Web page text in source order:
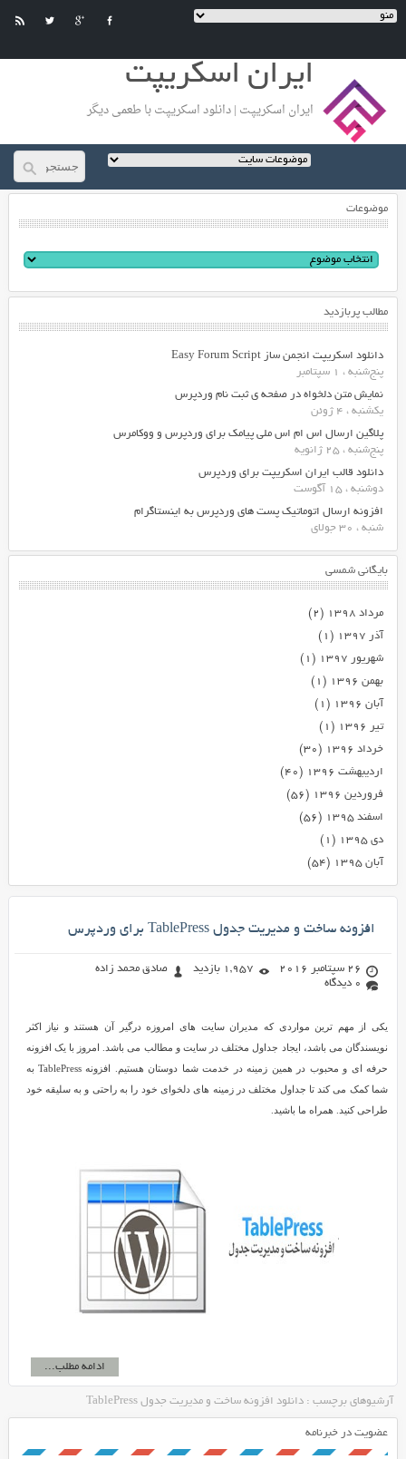
ایران اسکریپت
ایران اسکریپت | دانلود اسکریپت با طعمی دیگر
موضوعات
مطالب پربازدید
دانلود اسکریپت انجمن ساز Easy Forum Script
پنج‌شنبه ، 1 سپتامبر
نمایش متن دلخواه در صفحه ی ثبت نام وردپرس
یکشنبه ، 4 ژوئن
پلاگین ارسال اس ام اس ملی پیامک برای وردپرس و ووکامرس
پنج‌شنبه ، 25 ژانویه
دانلود قالب ایران اسکریپت برای وردپرس
دوشنبه ، 15 آگوست
افزونه ارسال اتوماتیک پست های وردپرس به اینستاگرام
شنبه ، 30 جولای
بایگانی شمسی
مرداد ۱۳۹۸
(۲)
آذر ۱۳۹۷
(۱)
شهریور ۱۳۹۷
(۱)
بهمن ۱۳۹۶
(۱)
آبان ۱۳۹۶
(۱)
تیر ۱۳۹۶
(۱)
خرداد ۱۳۹۶
(۳۰)
اردیبهشت ۱۳۹۶
(۴۰)
فروردین ۱۳۹۶
(۵۶)
اسفند ۱۳۹۵
(۵۶)
دی ۱۳۹۵
(۱)
آبان ۱۳۹۵
(۵۴)
افزونه ساخت و مدیریت جدول TablePress برای وردپرس
26 سپتامبر 2016 1,957 بازدید
صادق محمد زاده
0 دیدگاه
یکی از مهم ترین مواردی که مدیران سایت های امروزه درگیر آن هستند و نیاز اکثر
نویسندگان می باشد، ایجاد جداول مختلف در سایت و مطالب می باشد. امروز با یک افزونه
حرفه ای و محبوب در همین زمینه در خدمت شما دوستان هستیم. افزونه TablePress به
شما کمک می کند تا جداول مختلف در زمینه های دلخوای خود را به راحتی و به سلیقه خود
طراحی کنید. همراه ما باشید.
ادامه مطلب...
آرشیوهای برچسب : دانلود افزونه ساخت و مدیریت جدول TablePress
عضویت در خبرنامه